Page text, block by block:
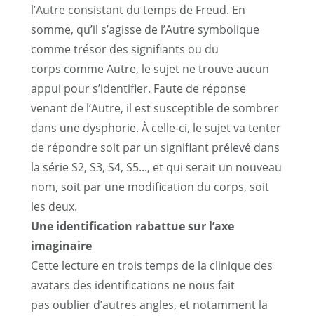
l’Autre consistant du temps de Freud. En
somme, qu’il s’agisse de l’Autre symbolique
comme trésor des signifiants ou du
corps comme Autre, le sujet ne trouve aucun
appui pour s’identifier. Faute de réponse
venant de l’Autre, il est susceptible de sombrer
dans une dysphorie. À celle-ci, le sujet va tenter
de répondre soit par un signifiant prélevé dans
la série S2, S3, S4, S5..., et qui serait un nouveau
nom, soit par une modification du corps, soit
les deux.
Une identification rabattue sur l’axe
imaginaire
Cette lecture en trois temps de la clinique des
avatars des identifications ne nous fait
pas oublier d’autres angles, et notamment la